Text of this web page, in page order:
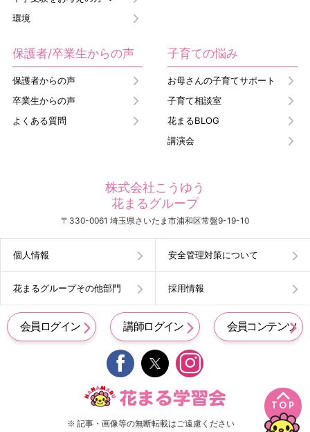
TOP
環境
保護者/卒業生からの声
保護者からの声
卒業生からの声
よくある質問
子育ての悩み
お母さんの子育てサポート
子育て相談室
花まるBLOG
講演会
株式会社こうゆう
花まるグループ
〒330-0061 埼玉県さいたま市浦和区常盤9-19-10
個人情報 安全管理対策について
花まるグループその他部門 採用情報
会員ログイン 講師ログイン 会員コンテンツ
 
※ 記事・画像等の無断転載はご遠慮ください